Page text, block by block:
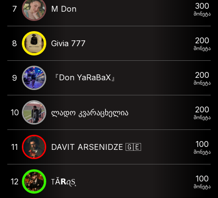
7 M Don 300
მონეტა
8 Givia 777 200
მონეტა
9 『Don YaRaBaX』 200
მონეტა
10 ლადო კვარაცხელია 200
მონეტა
11 DAVIT ARSENIDZE 🇬🇪 100
მონეტა
12 ꓄Ă𝗥ꪖS͎ 100
მონეტა